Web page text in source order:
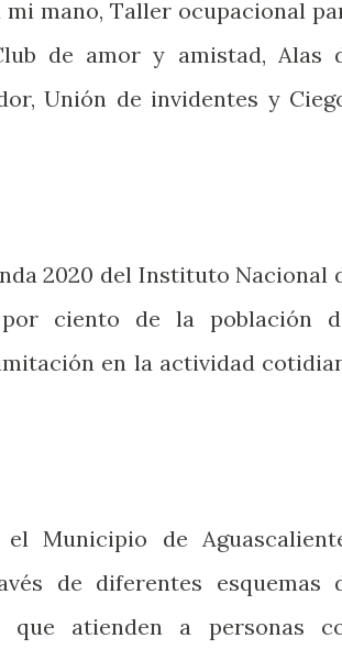
mi mano, Taller ocupacional
de amor y amistad, Alas
Unión de invidentes y
2020 del Instituto Nacional
por ciento de la población
en la actividad
Municipio de
de diferentes esquemas
que atienden a personas